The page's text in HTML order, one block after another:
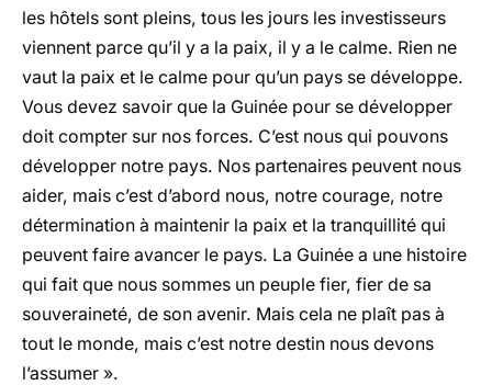
les hôtels sont pleins, tous les jours les investisseurs
viennent parce qu’il y a la paix, il y a le calme. Rien ne
vaut la paix et le calme pour qu’un pays se développe.
Vous devez savoir que la Guinée pour se développer
doit compter sur nos forces. C’est nous qui pouvons
développer notre pays. Nos partenaires peuvent nous
aider, mais c’est d’abord nous, notre courage, notre
détermination à maintenir la paix et la tranquillité qui
peuvent faire avancer le pays. La Guinée a une histoire
qui fait que nous sommes un peuple fier, fier de sa
souveraineté, de son avenir. Mais cela ne plaît pas à
tout le monde, mais c’est notre destin nous devons
l’assumer ».